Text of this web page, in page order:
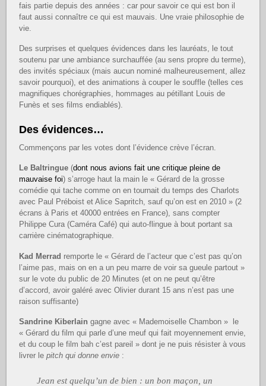
fais partie depuis des années : car pour savoir ce qui est bon il
faut aussi connaître ce qui est mauvais. Une vraie philosophie de
vie.
Des surprises et quelques évidences dans les lauréats, le tout
soutenu par une ambiance surchauffée (au sens propre du terme),
des invités spéciaux (mais aucun nominé malheureusement, allez
savoir pourquoi), et des animations à couper le souffle (telles ces
magnifiques chorégraphies, hommages au pétillant Louis de
Funès et ses films endiablés).
Des évidences…
Commençons par les votes dont l’évidence crève l’écran.
Le Baltringue (dont nous avions fait une critique pleine de
mauvaise foi) s’arroge haut la main le « Gérard de la grosse
comédie qui tache comme on en tournait du temps des Charlots
avec Paul Préboist et Alice Sapritch, sauf qu’on est en 2010 » (2
écrans à Paris et 40000 entrées en France), sans compter
Philippe Cura (Caméra Café) qui auto-flingue à bout portant sa
carrière cinématographique.
Kad Merrad remporte le « Gérard de l’acteur que c’est pas qu’on
l’aime pas, mais on en a un peu marre de voir sa gueule partout »
sur le vote du public de 20 Minutes (et on ne peut qu’être
d’accord, avoir galéré avec Olivier durant 15 ans n’est pas une
raison suffisante)
Sandrine Kiberlain gagne avec « Mademoiselle Chambon » le
« Gérard du film qui parle d’une meuf qui fait moyennement envie,
et du coup le film bah c’est pareil » dont je ne puis résister à vous
livrer lepitch qui donne envie :
Jean est quelqu’un de bien : un bon maçon, un